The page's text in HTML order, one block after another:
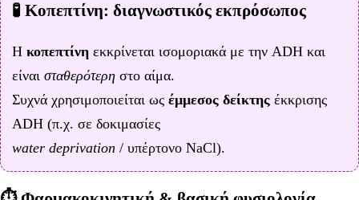
🧪 Κοπεπτίνη: διαγνωστικός εκπρόσωπος
Η κοπεπτίνη εκκρίνεται ισομοριακά με την ADH και
είναι σταθερότερη στο αίμα.
Συχνά χρησιμοποιείται ως έμμεσος δείκτης έκκρισης
ADH (π.χ. σε δοκιμασίες
water deprivation / υπέρτονο NaCl).